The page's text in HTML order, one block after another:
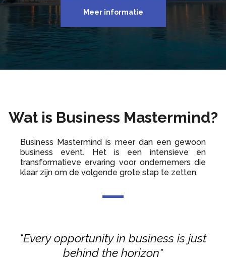
Meer informatie
Wat is Business Mastermind?
Business Mastermind is meer dan een gewoon
business event. Het is een intensieve en
transformatieve ervaring voor ondernemers die
klaar zijn om de volgende grote stap te zetten.
"Every opportunity in business is just
behind the horizon"